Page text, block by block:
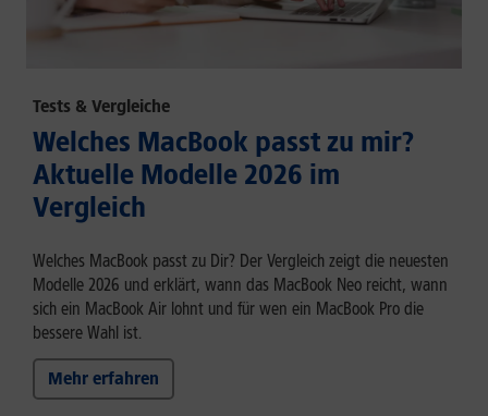
Tests & Vergleiche
Welches MacBook passt zu mir?
Aktuelle Modelle 2026 im
Vergleich
Welches MacBook passt zu Dir? Der Vergleich zeigt die neuesten
Modelle 2026 und erklärt, wann das MacBook Neo reicht, wann
sich ein MacBook Air lohnt und für wen ein MacBook Pro die
bessere Wahl ist.
Mehr erfahren